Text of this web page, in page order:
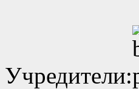
Учредители: